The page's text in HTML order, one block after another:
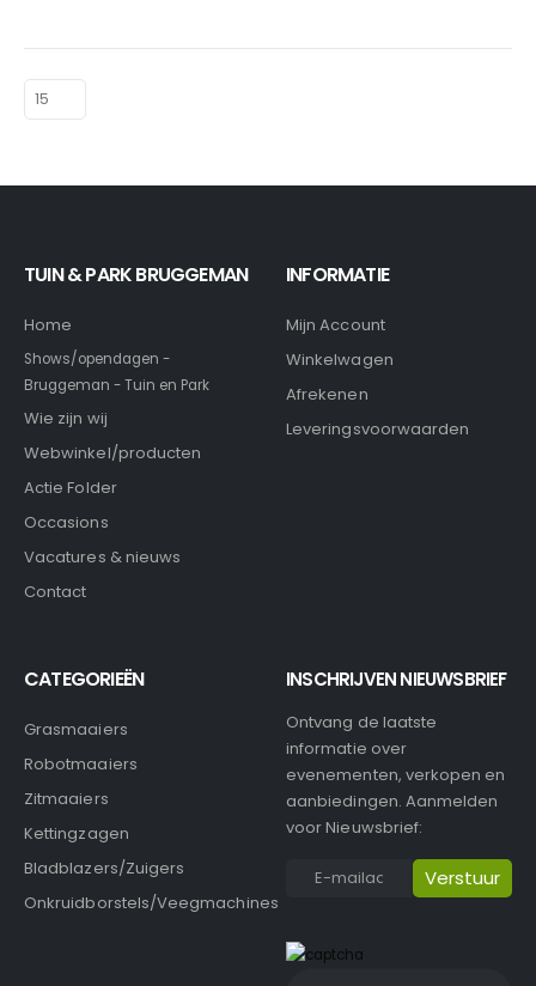
TUIN & PARK BRUGGEMAN
Home
Shows/opendagen -
Bruggeman - Tuin en Park
Wie zijn wij
Webwinkel/producten
Actie Folder
Occasions
Vacatures & nieuws
Contact
INFORMATIE
Mijn Account
Winkelwagen
Afrekenen
Leveringsvoorwaarden
CATEGORIEËN
Grasmaaiers
Robotmaaiers
Zitmaaiers
Kettingzagen
Bladblazers/Zuigers
Onkruidborstels/Veegmachines
INSCHRIJVEN NIEUWSBRIEF
Ontvang de laatste
informatie over
evenementen, verkopen en
aanbiedingen. Aanmelden
voor Nieuwsbrief: